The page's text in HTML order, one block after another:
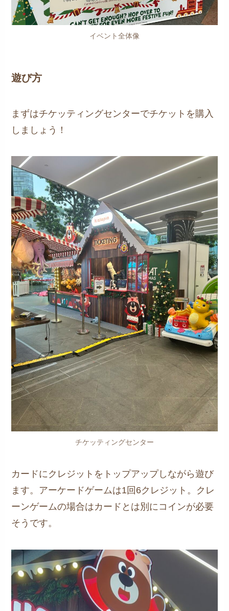
イベント全体像
遊び方
まずはチケッティングセンターでチケットを購入
しましょう！
チケッティングセンター
カードにクレジットをトップアップしながら遊び
ます。アーケードゲームは1回6クレジット。クレ
ーンゲームの場合はカードとは別にコインが必要
そうです。